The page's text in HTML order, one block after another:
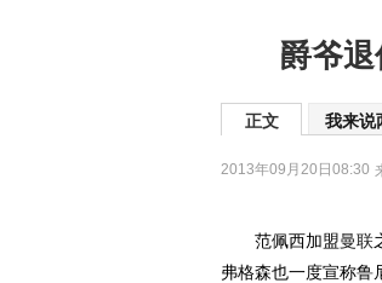
爵爷
正文 我来说
2013年09月20日08:30
范佩西加盟曼联
弗格森也一度宣称鲁